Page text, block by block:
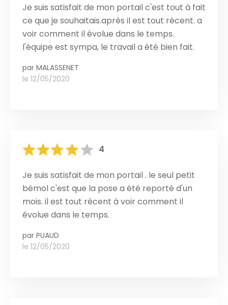
Je suis satisfait de mon portail c'est tout à fait
ce que je souhaitais.après il est tout récent. a
voir comment il évolue dans le temps.
l'équipe est sympa, le travail a été bien fait.
par MALASSENET
le 12/05/2020
4
Je suis satisfait de mon portail . le seul petit
bémol c'est que la pose a été reporté d'un
mois. il est tout récent à voir comment il
évolue dans le temps.
par PUAUD
le 12/05/2020